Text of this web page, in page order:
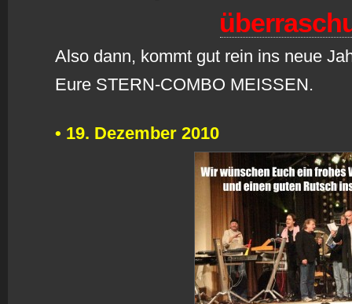
ü
Also dann, kommt gut rein ins neue
Eure STERN-COMBO MEISSEN.
• 19. Dezember 2010